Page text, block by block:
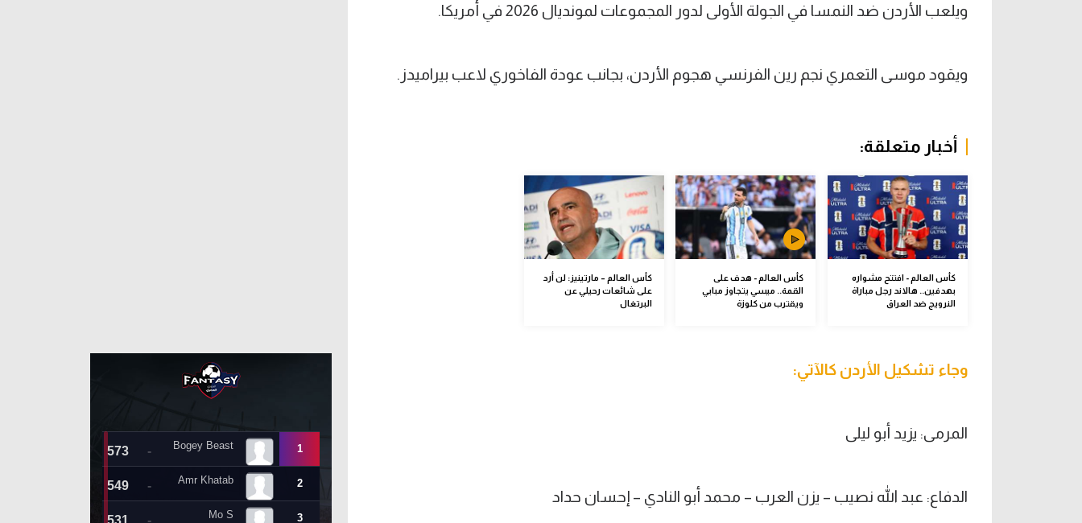
ويلعب الأردن ضد النمسا في الجولة الأولى لدور المجموعات لمونديال 2026 في أمريكا.
ويقود موسى التعمري نجم رين الفرنسي هجوم الأردن، بجانب عودة الفاخوري لاعب بيراميدز.
أخبار متعلقة:
كأس العالم - افتتح مشواره
بهدفين.. هالاند رجل مباراة
النرويج ضد العراق
كأس العالم - هدف على
القمة.. ميسي يتجاوز مبابي
ويقترب من كلوزة
كأس العالم – مارتينيز: لن أرد
على شائعات رحيلي عن
البرتغال
وجاء تشكيل الأردن كالآتي:
المرمى: يزيد أبو ليلى
الدفاع: عبد الله نصيب – يزن العرب – محمد أبو النادي – إحسان حداد